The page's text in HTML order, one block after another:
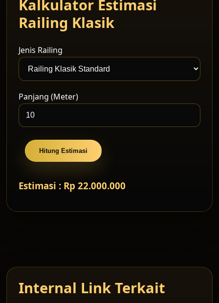
Kalkulator Estimasi
Railing Klasik
Jenis Railing
Panjang (Meter)
Hitung Estimasi
Estimasi : Rp 22.000.000
Internal Link Terkait